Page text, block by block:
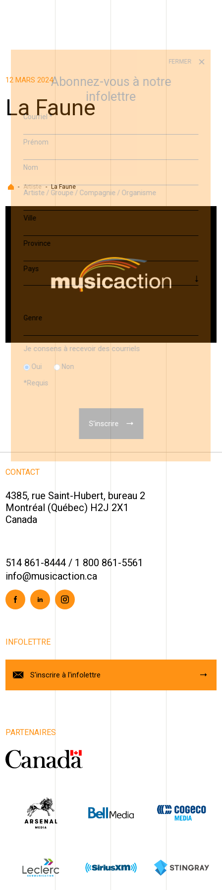
12 MARS 2024
La Faune
Accueil
- Artiste - La Faune
CONTACT
4385, rue Saint-Hubert, bureau 2
Montréal (Québec) H2J 2X1
Canada
514 861-8444 / 1 800 861-5561
info@musicaction.ca
FacebookLinkedinInstagram
INFOLETTRE
S'inscrire à l'infolettre
PARTENAIRES
FERMER
Abonnez-vous à notre
infolettre
Courriel*
Prénom
Nom
Artiste / Groupe / Compagnie / Organisme
Ville
Province
Pays
Genre
Je consens à recevoir des courriels
Oui Non
*Requis